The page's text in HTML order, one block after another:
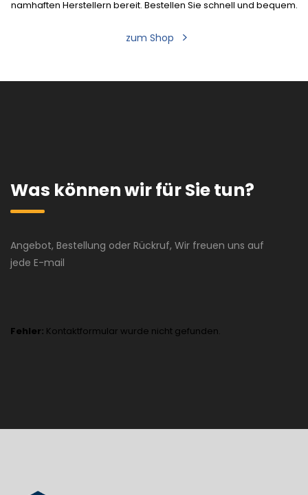
namhaften Herstellern bereit. Bestellen Sie schnell und bequem.
zum Shop
Was können wir für Sie tun?
Angebot, Bestellung oder Rückruf, Wir freuen uns auf
jede E-mail
Fehler: Kontaktformular wurde nicht gefunden.